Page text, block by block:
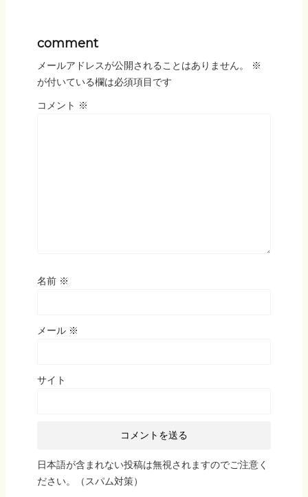
comment
メールアドレスが公開されることはありません。
※
が付いている欄は必須項目です
コメント ※
名前 ※
メール ※
サイト
日本語が含まれない投稿は無視されますのでご注意く
ださい。（スパム対策）